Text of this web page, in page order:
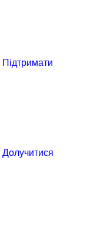
Пiдтримати
Долучитися